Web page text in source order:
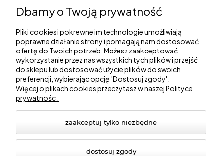
Gorzowska 27, 66-530 Trzebicz
Zakupy
Informacje
Marki
Dbamy o Twoją prywatność
Pliki cookies i pokrewne im technologie umożliwiają
poprawne działanie strony i pomagają nam dostosować
ofertę do Twoich potrzeb. Możesz zaakceptować
wykorzystanie przez nas wszystkich tych plików i przejść
do sklepu lub dostosować użycie plików do swoich
preferencji, wybierając opcję "Dostosuj zgody".
Więcej o plikach cookies przeczytasz w naszej Polityce
prywatności.
zaakceptuj tylko niezbędne
dostosuj zgody